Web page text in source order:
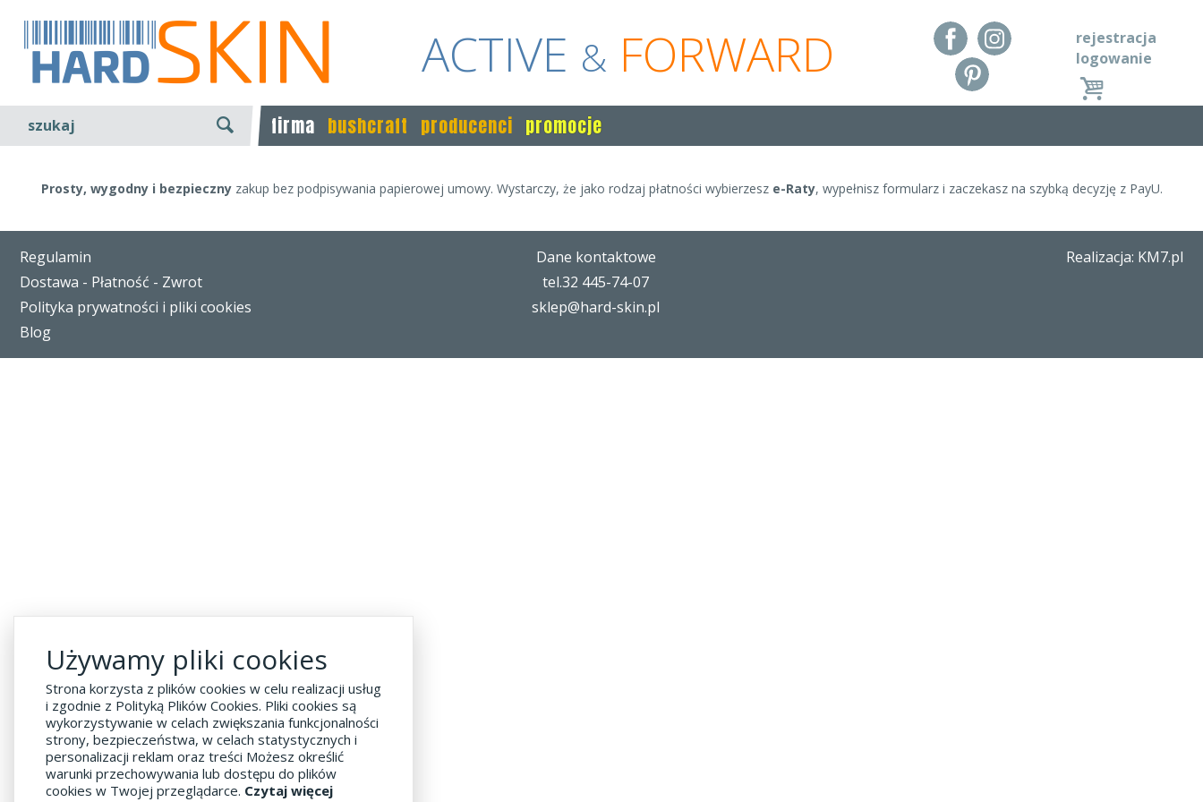
ACTIVE & FORWARD
rejestracja
logowanie
szukaj firma bushcraft producenci promocje
Prosty, wygodny i bezpiecznyzakup bez podpisywania papierowej umowy. Wystarczy, że jako rodzaj płatności wybierzesz e-Raty, wypełnisz formularz i zaczekasz na szybką decyzję z PayU.
Regulamin
Dostawa - Płatność - Zwrot
Polityka prywatności i pliki cookies
Blog
Dane kontaktowe
tel.32 445-74-07
sklep@hard-skin.pl
Realizacja: KM7.pl
Używamy pliki cookies
Strona korzysta z plików cookies w celu realizacji usług
i zgodnie z Polityką Plików Cookies. Pliki cookies są
wykorzystywanie w celach zwiększania funkcjonalności
strony, bezpieczeństwa, w celach statystycznych i
personalizacji reklam oraz treści Możesz określić
warunki przechowywania lub dostępu do plików
cookies w Twojej przeglądarce. Czytaj więcej